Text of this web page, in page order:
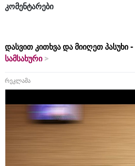
კომენტარები
დასვით კითხვა და მიიღეთ პასუხი -
სამსახური
რეკლამა